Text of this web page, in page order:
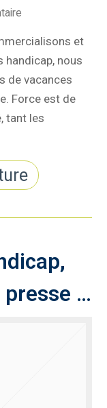
et
handicap, nous
de vacances
Force est de
tant les
presse …